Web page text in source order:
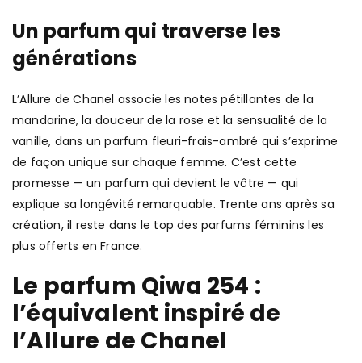
Un parfum qui traverse les
générations
L’Allure de Chanel associe les notes pétillantes de la
mandarine, la douceur de la rose et la sensualité de la
vanille, dans un parfum fleuri-frais-ambré qui s’exprime
de façon unique sur chaque femme. C’est cette
promesse — un parfum qui devient le vôtre — qui
explique sa longévité remarquable. Trente ans après sa
création, il reste dans le top des parfums féminins les
plus offerts en France.
Le parfum Qiwa 254 :
l’équivalent inspiré de
l’Allure de Chanel